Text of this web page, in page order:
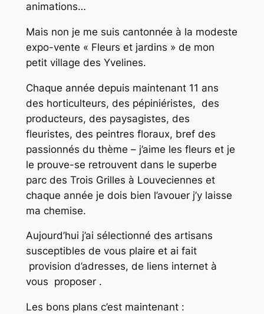
animations…
Mais non je me suis cantonnée à la modeste
expo-vente « Fleurs et jardins » de mon
petit village des Yvelines.
Chaque année depuis maintenant 11 ans
des horticulteurs, des pépiniéristes, des
producteurs, des paysagistes, des
fleuristes, des peintres floraux, bref des
passionnés du thème – j’aime les fleurs et je
le prouve-se retrouvent dans le superbe
parc des Trois Grilles à Louveciennes et
chaque année je dois bien l’avouer j’y laisse
ma chemise.
Aujourd’hui j’ai sélectionné des artisans
susceptibles de vous plaire et ai fait
provision d’adresses, de liens internet à
vous proposer .
Les bons plans c’est maintenant :